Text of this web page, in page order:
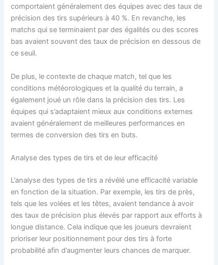
comportaient généralement des équipes avec des taux de
précision des tirs supérieurs à 40 %. En revanche, les
matchs qui se terminaient par des égalités ou des scores
bas avaient souvent des taux de précision en dessous de
ce seuil.
De plus, le contexte de chaque match, tel que les
conditions météorologiques et la qualité du terrain, a
également joué un rôle dans la précision des tirs. Les
équipes qui s’adaptaient mieux aux conditions externes
avaient généralement de meilleures performances en
termes de conversion des tirs en buts.
Analyse des types de tirs et de leur efficacité
L’analyse des types de tirs a révélé une efficacité variable
en fonction de la situation. Par exemple, les tirs de près,
tels que les volées et les têtes, avaient tendance à avoir
des taux de précision plus élevés par rapport aux efforts à
longue distance. Cela indique que les joueurs devraient
prioriser leur positionnement pour des tirs à forte
probabilité afin d’augmenter leurs chances de marquer.